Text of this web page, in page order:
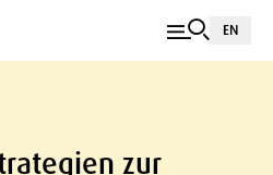
EN
zur